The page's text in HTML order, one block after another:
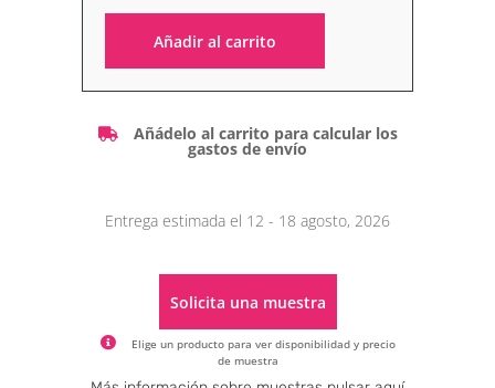
Añadir al carrito
Añádelo al carrito para calcular los
gastos de envío
Entrega estimada el 12 - 18 agosto, 2026
Solicita una muestra
Elige un producto para ver disponibilidad y precio
de muestra
Alternative: